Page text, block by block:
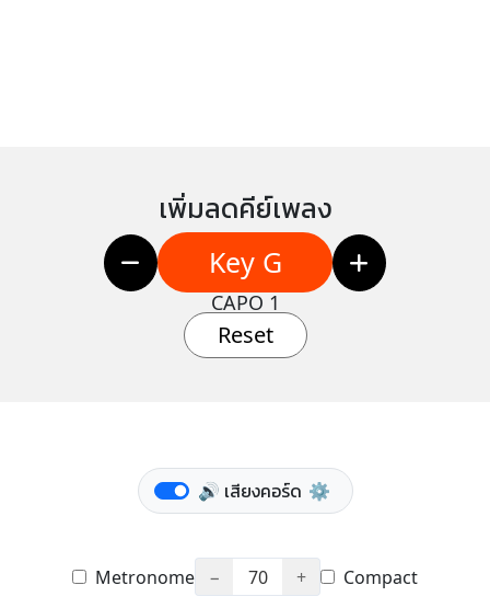
เพิ่มลดคีย์เพลง
Key G
CAPO 1
Reset
🔊 เสียงคอร์ด ⚙️
Metronome − 70 + Compact